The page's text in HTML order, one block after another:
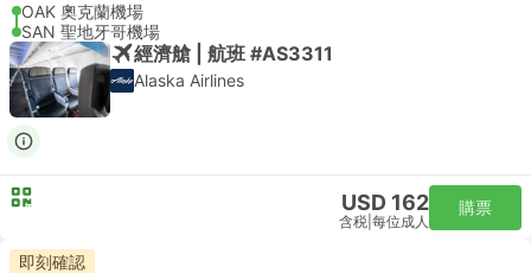
OAK 奧克蘭機場
SAN 聖地牙哥機場
經濟艙 | 航班 #AS3311
Alaska Airlines
USD 162
含税 每位成人
購票
即刻確認